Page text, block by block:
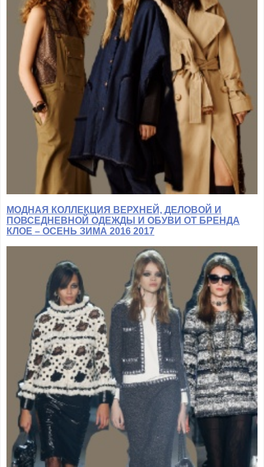
МОДНАЯ КОЛЛЕКЦИЯ ВЕРХНЕЙ, ДЕЛОВОЙ И
ПОВСЕДНЕВНОЙ ОДЕЖДЫ И ОБУВИ ОТ БРЕНДА
КЛОЕ – ОСЕНЬ ЗИМА 2016 2017